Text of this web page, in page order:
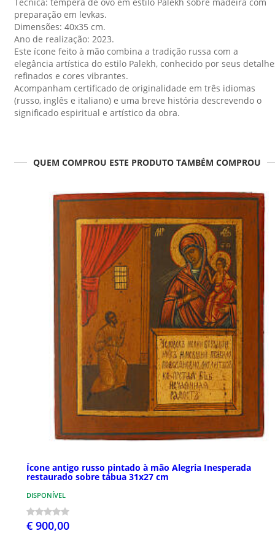
preparação em levkas.
Dimensões: 40x35 cm.
Ano de realização: 2023.
Este ícone feito à mão combina a tradição russa com a
elegância artística do estilo Palekh, conhecido por seus
refinados e cores vibrantes.
Acompanham certificado de originalidade em três idiomas
(russo, inglês e italiano) e uma breve história descrevendo o
significado espiritual e artístico da obra.
QUEM COMPROU ESTE PRODUTO TAMBÉM COMPROU
Ícone antigo russo pintado à mão Alegria Inesperada
restaurado sobre tábua 31x27 cm
DISPONÍVEL
€ 900,00